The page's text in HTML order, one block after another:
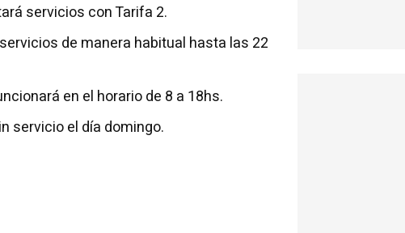
servicios con Tarifa 2.
de manera habitual hasta las 22
en el horario de 8 a 18hs.
servicio el día domingo.